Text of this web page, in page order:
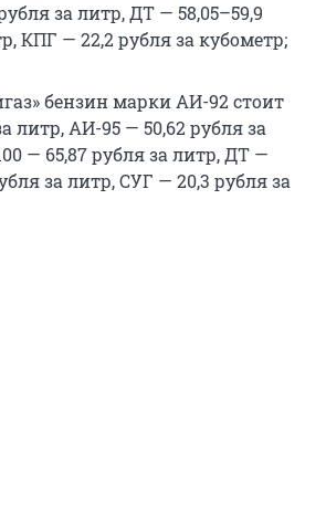
за литр, ДТ — 58,05–59,9
КПГ — 22,2 рубля за кубометр;
бензин марки АИ-92 стоит
литр, АИ-95 — 50,62 рубля за
— 65,87 рубля за литр, ДТ —
за литр, СУГ — 20,3 рубля за